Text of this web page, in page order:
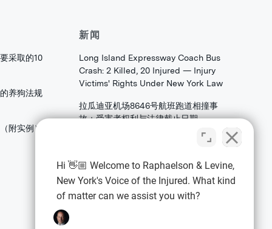
采取的10
养狗法规
附实例）
新闻
Long Island Expressway Coach Bus
Crash: 2 Killed, 20 Injured — Injury
Victims' Rights Under New York Law
拉瓜迪亚机场8646号航班跑道相撞事
故：受害者权利与法律截止日期
法拉盛皇后区大学角大道发生火焰：家
法律信息
Hi 👋🏼 Welcome to Raphaelson & Levine,
New York's Voice of the Injured. What kind
of matter can we assist you with?